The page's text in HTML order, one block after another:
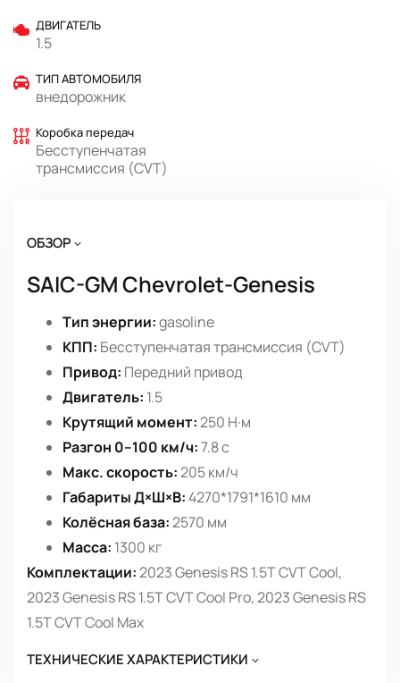
ДВИГАТЕЛЬ
1.5
ТИП АВТОМОБИЛЯ
внедорожник
Коробка передач
Бесступенчатая
трансмиссия (CVT)
ОБЗОР
SAIC-GM Chevrolet-Genesis
Тип энергии:gasoline
КПП: Бесступенчатая трансмиссия (CVT)
Привод: Передний привод
Двигатель: 1.5
Крутящий момент:250 Н·м
Разгон 0–100 км/ч:7.8 с
Макс. скорость:205 км/ч
Габариты Д×Ш×В: 4270*1791*1610 мм
Колёсная база:2570 мм
Масса: 1300 кг
Комплектации:2023 Genesis RS 1.5T CVT Cool,
2023 Genesis RS 1.5T CVT Cool Pro, 2023 Genesis RS
1.5T CVT Cool Max
ТЕХНИЧЕСКИЕ ХАРАКТЕРИСТИКИ